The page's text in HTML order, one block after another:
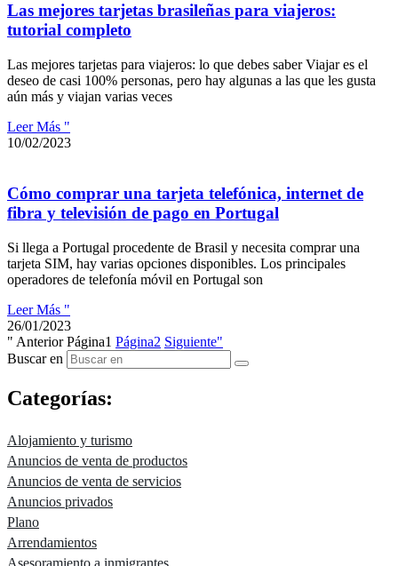
Las mejores tarjetas brasileñas para viajeros:
tutorial completo
Las mejores tarjetas para viajeros: lo que debes saber Viajar es el
deseo de casi 100% personas, pero hay algunas a las que les gusta
aún más y viajan varias veces
Leer Más "
10/02/2023
Cómo comprar una tarjeta telefónica, internet de
fibra y televisión de pago en Portugal
Si llega a Portugal procedente de Brasil y necesita comprar una
tarjeta SIM, hay varias opciones disponibles. Los principales
operadores de telefonía móvil en Portugal son
Leer Más "
26/01/2023
" Anterior Página1 Página2 Siguiente"
Buscar en
Categorías:
Alojamiento y turismo
Anuncios de venta de productos
Anuncios de venta de servicios
Anuncios privados
Plano
Arrendamientos
Asesoramiento a inmigrantes